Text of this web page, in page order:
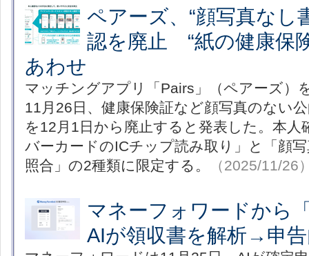
ペアーズ、“顔写真なし
認を廃止 “紙の健康保
あわせ
マッチングアプリ「Pairs」（ペアーズ）
11月26日、健康保険証など顔写真のない
を12月1日から廃止すると発表した。本人
バーカードのICチップ読み取り」と「顔
照合」の2種類に限定する。
（2025/11/26
マネーフォワードか
AIが領収書を解析→申